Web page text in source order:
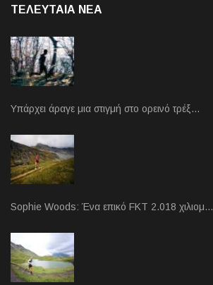
ΤΕΛΕΥΤΑΙΑ NEA
Υπάρχει άραγε μια στιγμή στο ορεινό τρέξ…
Sophie Woods: Ένα επικό FKT 2.018 χιλιομ…